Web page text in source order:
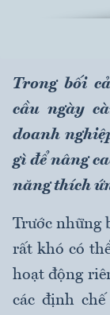
Trong bối
cầu ngày
doanh
gì để nâng
năng thích
Trước những
rất khó có
hoạt động
các định